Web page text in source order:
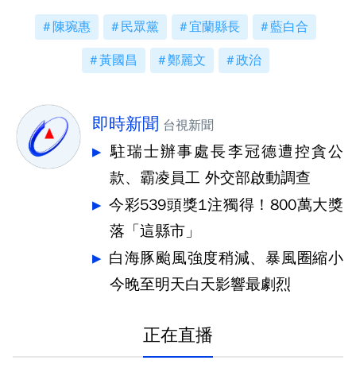
陳琬惠 民眾黨 宜蘭縣長 藍白合
黃國昌 鄭麗文 政治
即時新聞 台視新聞
駐瑞士辦事處長李冠德遭控貪公
款、霸凌員工 外交部啟動調查
今彩539頭獎1注獨得！800萬大獎
落「這縣市」
白海豚颱風強度稍減、暴風圈縮小
今晚至明天白天影響最劇烈
正在直播